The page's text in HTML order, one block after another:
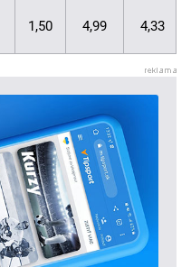
1,50 4,99 4,33